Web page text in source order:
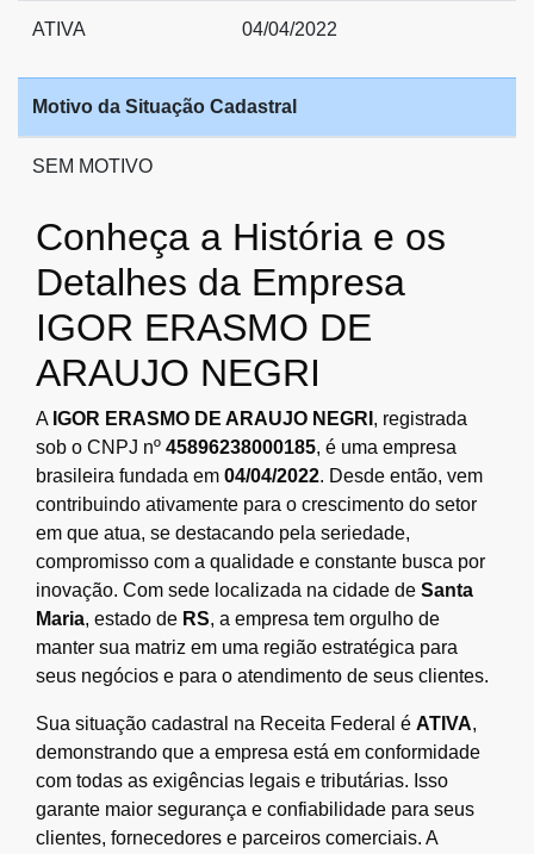
ATIVA 04/04/2022
Motivo da Situação Cadastral
SEM MOTIVO
Conheça a História e os
Detalhes da Empresa
IGOR ERASMO DE
ARAUJO NEGRI
A IGOR ERASMO DE ARAUJO NEGRI , registrada
sob o CNPJ nº 45896238000185, é uma empresa
brasileira fundada em 04/04/2022. Desde então, vem
contribuindo ativamente para o crescimento do setor
em que atua, se destacando pela seriedade,
compromisso com a qualidade e constante busca por
inovação. Com sede localizada na cidade de Santa
Maria, estado de RS, a empresa tem orgulho de
manter sua matriz em uma região estratégica para
seus negócios e para o atendimento de seus clientes.
Sua situação cadastral na Receita Federal é ATIVA,
demonstrando que a empresa está em conformidade
com todas as exigências legais e tributárias. Isso
garante maior segurança e confiabilidade para seus
clientes, fornecedores e parceiros comerciais. A